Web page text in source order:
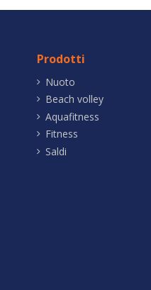
Prodotti
Nuoto
Beach volley
Aquafitness
Fitness
Saldi